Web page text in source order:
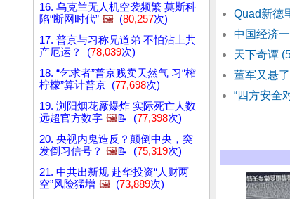
16. 乌克兰无人机空袭频繁 莫斯科
陷“断网时代” 🖼️ (80,257次)
17. 普京与习称兄道弟 不怕沾上共
产厄运？ (78,039次)
18. “乞求者”普京贱卖天然气 习“榨
柠檬”算计普京 (77,698次)
19. 浏阳烟花厰爆炸 实际死亡人数
远超官方数字 🖼️📝 (77,398次)
20. 央视内鬼造反？颠倒中央，突
发倒习信号？ 🖼️📝 (75,319次)
21. 中共出新规 赴华投资“人财两
空”风险猛增 🖼️ (73,889次)
Quad新德
中国经济
天下奇谭
董军又悬了
“四方安全